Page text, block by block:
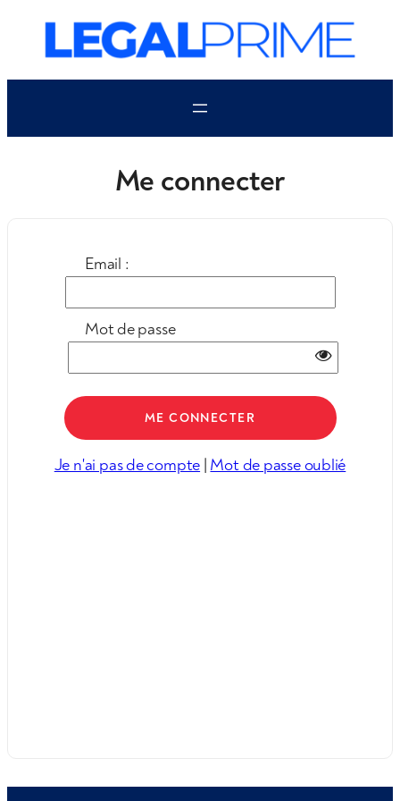
contenu
Me connecter
Email :
Mot de passe
Je n'ai pas de compte | Mot de passe oublié